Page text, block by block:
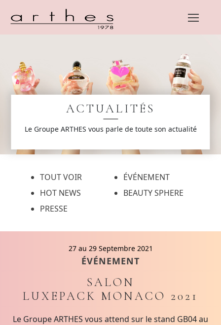
content
ACTUALITÉS
Le Groupe ARTHES vous parle de toute son actualité
TOUT VOIR
HOT NEWS
PRESSE
ÉVÉNEMENT
BEAUTY SPHERE
27 au 29 Septembre 2021
ÉVÉNEMENT
SALON
LUXEPACK MONACO 2021
Le Groupe ARTHES vous attend sur le stand GB04 au